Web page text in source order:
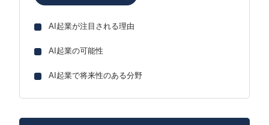
AI起業が注目される理由
AI起業の可能性
AI起業で将来性のある分野